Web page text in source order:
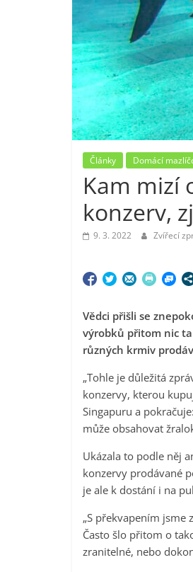
Články Domácí
Kam mizí
konzerv,
9. 3. 2022 Zvířecí
Vědci přišli se
výrobků přitom nic
různých krmiv
„Tohle je důležitá
konzervy, kterou
Singapuru a
může obsahovat
Ukázala to podle něj
konzervy prodávané
je ale k dostání i na
„S překvapením jsme
Často šlo přitom o
zranitelné, nebo